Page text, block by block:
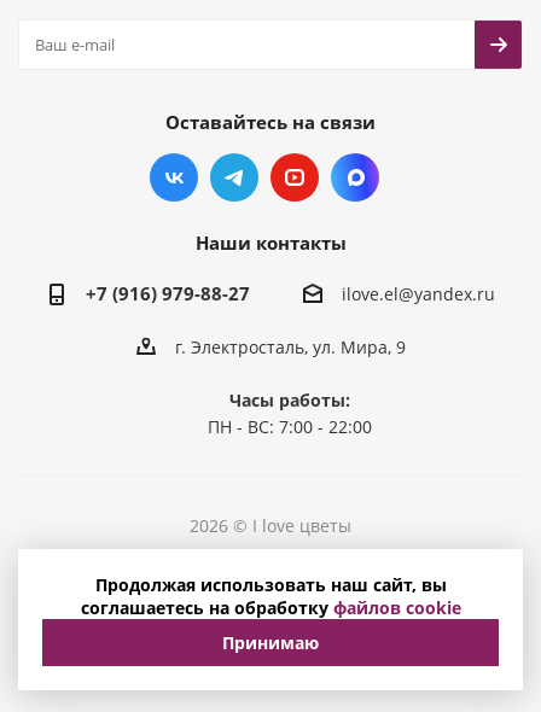
Оставайтесь на связи
Наши контакты
+7 (916) 979-88-27 ilove.el@yandex.ru
г. Электросталь, ул. Мира, 9
Часы работы:
ПН - ВС: 7:00 - 22:00
2026 © I love цветы
Политика конфиденциальности
Соглашение на обработку персональных данных
Продолжая использовать наш сайт, вы
соглашаетесь на обработку файлов cookie
Принимаю